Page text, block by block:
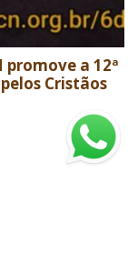
a 12ª
Cristãos